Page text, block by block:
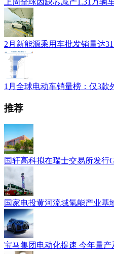
上周全球因缺芯减产1.31万辆
2月新能源乘用车批发销量达
1月全球电动车销量榜：仅3款
推荐
国轩高科拟在瑞士交易所发行
国家电投黄河流域氢能产业基
宝马集团电动化提速 今年量